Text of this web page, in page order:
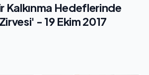
Kalkınma Hedeflerinde
- 19 Ekim 2017